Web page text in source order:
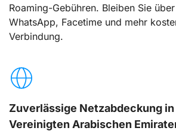
Roaming-Gebühren. Bleiben Sie
WhatsApp, Facetime und mehr
Verbindung.
Zuverlässige Netzabdeckung in
Vereinigten Arabischen